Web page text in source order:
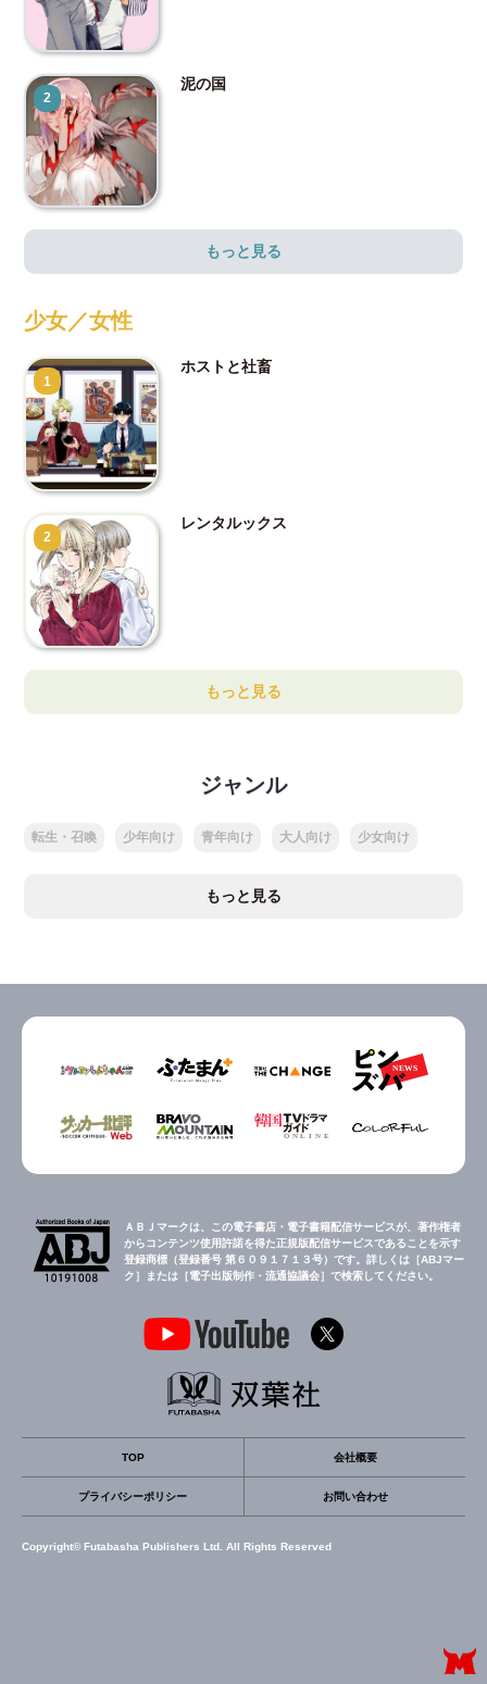
2
泥の国
もっと見る
少女／女性
1
ホストと社畜
2
レンタルックス
もっと見る
ジャンル
転生・召喚 少年向け 青年向け 大人向け 少女向け
もっと見る
ＡＢＪマークは、この電子書店・電子書籍配信サービスが、著作権者
からコンテンツ使用許諾を得た正規版配信サービスであることを示す
登録商標（登録番号 第６０９１７１３号）です。詳しくは［ABJマー
ク］または［電子出版制作・流通協議会］で検索してください。
TOP 会社概要
プライバシーポリシー お問い合わせ
Copyright© Futabasha Publishers Ltd. All Rights Reserved